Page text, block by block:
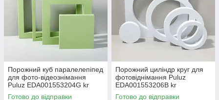
Порожний куб паралелепіпед
для фото-відеознімання
Puluz EDA001553204G kr
Готово до відправки
Порожний циліндр круг для
фотовіднімання Puluz
EDA001553206B kr
Готово до відправки